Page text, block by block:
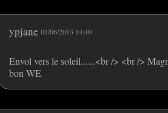
ypjane 01/06/2013 14:40
Envol vers le soleil......<br /> <br />
bon WE